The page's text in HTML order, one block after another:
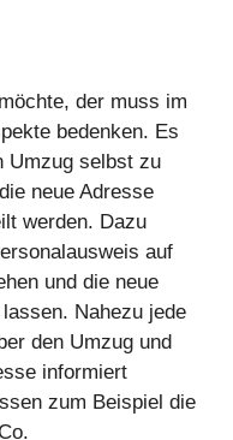
der muss im
bedenken. Es
Umzug selbst zu
neue Adresse
werden. Dazu
auf
und die neue
Nahezu jede
den Umzug und
informiert
zum Beispiel die